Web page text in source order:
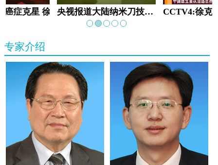
癌症克星 徐克成 央视报道大陆纳米刀技术手术：绝境重生
专家介绍